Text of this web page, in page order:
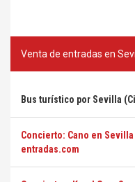
Venta de entradas en
Bus turístico por Sevilla
Concierto: Cano en Sevilla
entradas.com